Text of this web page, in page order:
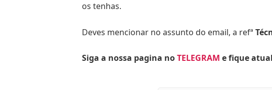
os tenhas.
Deves mencionar no assunto do email, a refª
Siga a nossa pagina noTELEGRAM e fique